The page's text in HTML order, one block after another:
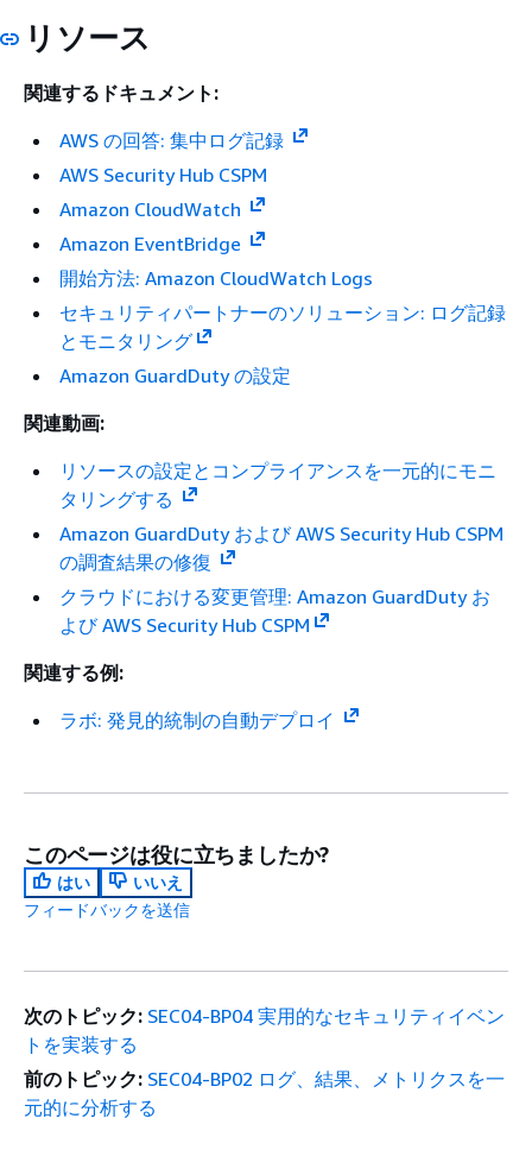
リソース
関連するドキュメント:
AWS の回答: 集中ログ記録
AWS Security Hub CSPM
Amazon CloudWatch
Amazon EventBridge
開始方法: Amazon CloudWatch Logs
セキュリティパートナーのソリューション: ログ記録
とモニタリング
Amazon GuardDuty の設定
関連動画:
リソースの設定とコンプライアンスを一元的にモニ
タリングする
Amazon GuardDuty および AWS Security Hub CSPM
の調査結果の修復
クラウドにおける変更管理: Amazon GuardDuty お
よび AWS Security Hub CSPM
関連する例:
ラボ: 発見的統制の自動デプロイ
このページは役に立ちましたか?
はい
いいえ
フィードバックを送信
次のトピック: SEC04-BP04 実用的なセキュリティイベン
トを実装する
前のトピック: SEC04-BP02 ログ、結果、メトリクスを一
元的に分析する